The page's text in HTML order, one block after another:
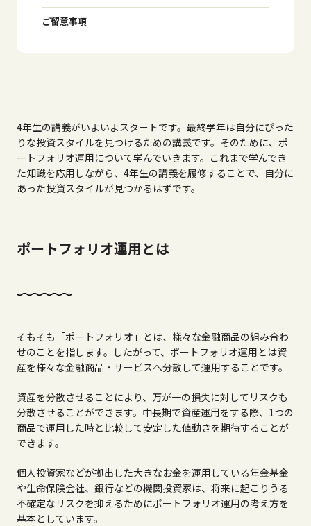
ご留意事項
4年生の講義がいよいよスタートです。最終学年は自分にぴった
りな投資スタイルを見つけるための講義です。そのために、ポ
ートフォリオ運用について学んでいきます。これまで学んでき
た知識を応用しながら、4年生の講義を履修することで、自分に
あった投資スタイルが見つかるはずです。
ポートフォリオ運用とは
そもそも「ポートフォリオ」とは、様々な金融商品の組み合わ
せのことを指します。したがって、ポートフォリオ運用とは資
産を様々な金融商品・サービスへ分散して運用することです。
資産を分散させることにより、万が一の損失に対してリスクも
分散させることができます。中長期で資産運用をする際、1つの
商品で運用した時と比較して安定した値動きを期待することが
できます。
個人投資家などが拠出した大きなお金を運用している年金基金
や生命保険会社、銀行などの機関投資家は、将来に起こりうる
不確定なリスクを抑えるためにポートフォリオ運用の考え方を
基本としています。